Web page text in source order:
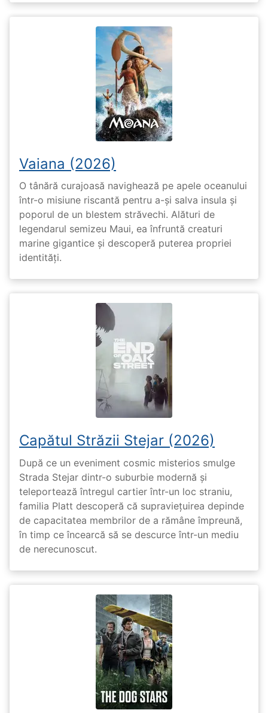
Vaiana (2026)
O tânără curajoasă navighează pe apele oceanului
într-o misiune riscantă pentru a-și salva insula și
poporul de un blestem străvechi. Alături de
legendarul semizeu Maui, ea înfruntă creaturi
marine gigantice și descoperă puterea propriei
identități.
Capătul Străzii Stejar (2026)
După ce un eveniment cosmic misterios smulge
Strada Stejar dintr-o suburbie modernă și
teleportează întregul cartier într-un loc straniu,
familia Platt descoperă că supraviețuirea depinde
de capacitatea membrilor de a rămâne împreună,
în timp ce încearcă să se descurce într-un mediu
de nerecunoscut.